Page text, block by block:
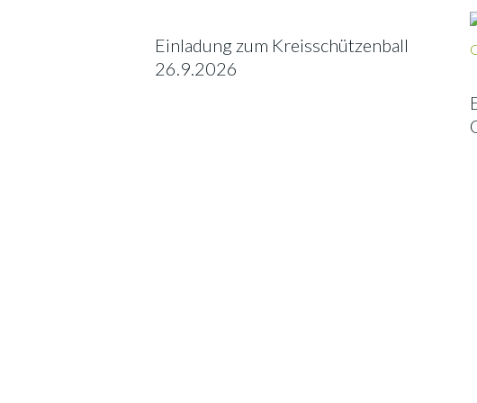
Einladung zum Kreisschützenball
26.9.2026